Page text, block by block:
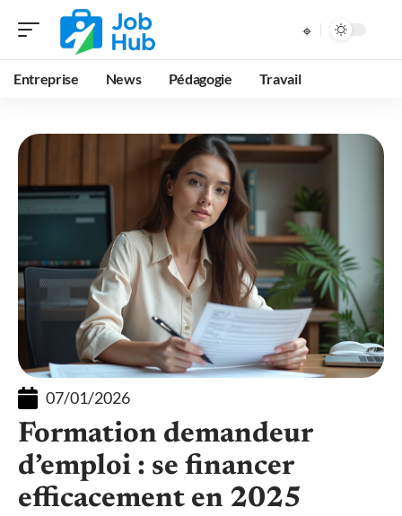
Entreprise News Pédagogie Travail
07/01/2026
Formation demandeur
d’emploi : se financer
efficacement en 2025